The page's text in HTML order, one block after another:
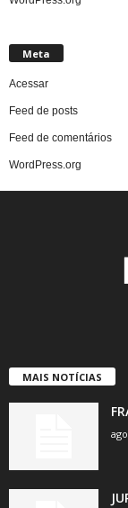
Meta
Acessar
Feed de posts
Feed de comentários
WordPress.org
MAIS NOTÍCIAS